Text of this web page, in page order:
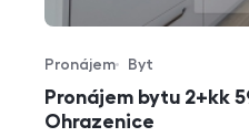
Pronájem bytu 2+kk
Ohrazenice
Typ nabídky
Pronájem
Typ nemovitosti
Byt